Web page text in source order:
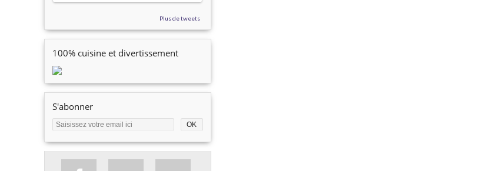
Plus de tweets
100% cuisine et divertissement
S'abonner